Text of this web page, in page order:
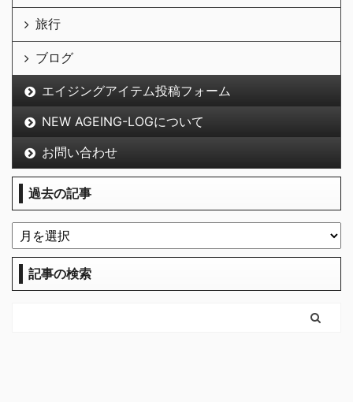
旅行
ブログ
エイジングアイテム投稿フォーム
NEW AGEING-LOGについて
お問い合わせ
過去の記事
記事の検索